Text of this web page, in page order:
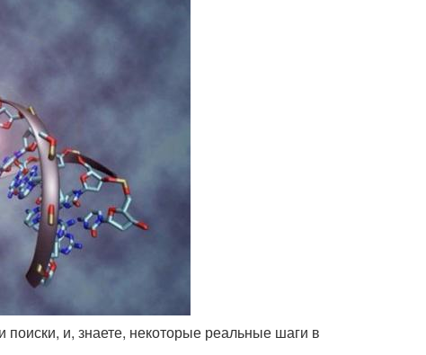
поиски, и, знаете, некоторые реальные шаги в